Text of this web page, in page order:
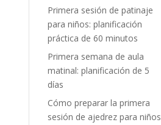
Primera sesión de patinaje
para niños: planificación
práctica de 60 minutos
Primera semana de aula
matinal: planificación de 5
días
Cómo preparar la primera
sesión de ajedrez para niños